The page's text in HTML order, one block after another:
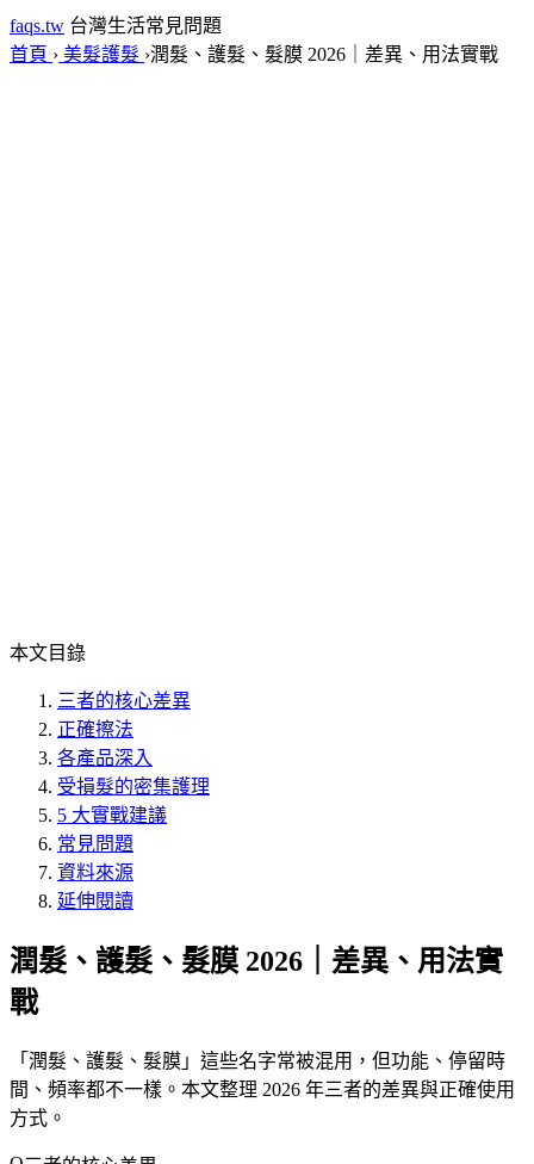
faqs.tw 台灣生活常見問題
首頁 › 美髮護髮 ›潤髮、護髮、髮膜 2026｜差異、用法實戰
本文目錄
三者的核心差異
正確擦法
各產品深入
受損髮的密集護理
5 大實戰建議
常見問題
資料來源
延伸閱讀
潤髮、護髮、髮膜 2026｜差異、用法實
戰
「 潤髮、護髮、髮膜 」這些名字常被混用，但功能、停留時
間、頻率都不一樣。本文整理 2026 年三者的差異與正確使用
方式。